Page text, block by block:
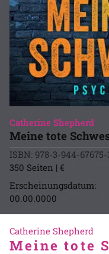
Catherine Shepherd
Meine tote
ISBN: 978-3-944-67675-
350 Seiten | €
Erscheinungsdatum:
00.00.0000
Catherine Shepherd
Meine tote